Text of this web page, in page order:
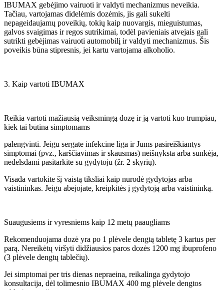
IBUMAX gebėjimo vairuoti ir valdyti mechanizmus neveikia.
Tačiau, vartojamas didelėmis dozėmis, jis gali sukelti
nepageidaujamų poveikių, tokių kaip nuovargis, mieguistumas,
galvos svaigimas ir regos sutrikimai, todėl pavieniais atvejais gali
sutrikti gebėjimas vairuoti automobilį ir valdyti mechanizmus. Šis
poveikis būna stipresnis, jei kartu vartojama alkoholio.
3. Kaip vartoti IBUMAX
Reikia vartoti mažiausią veiksmingą dozę ir ją vartoti kuo trumpiau,
kiek tai būtina simptomams
palengvinti. Jeigu sergate infekcine liga ir Jums pasireiškiantys
simptomai (pvz., karščiavimas ir skausmas) neišnyksta arba sunkėja,
nedelsdami pasitarkite su gydytoju (žr. 2 skyrių).
Visada vartokite šį vaistą tiksliai kaip nurodė gydytojas arba
vaistininkas. Jeigu abejojate, kreipkitės į gydytoją arba vaistininką.
Suaugusiems ir vyresniems kaip 12 metų paaugliams
Rekomenduojama dozė yra po 1 plėvele dengtą tabletę 3 kartus per
parą. Nereikėtų viršyti didžiausios paros dozės 1200 mg ibuprofeno
(3 plėvele dengtų tablečių).
Jei simptomai per tris dienas nepraeina, reikalinga gydytojo
konsultacija, dėl tolimesnio IBUMAX 400 mg plėvele dengtos